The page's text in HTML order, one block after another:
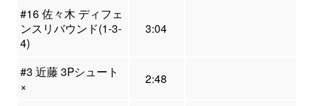
#16 佐々木 ディフェ
ンスリバウンド(1-3-
4)
3:04
#3 近藤 3Pシュート
×
2:48